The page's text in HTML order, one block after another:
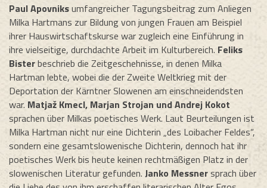
Paul Apovniksumfangreicher Tagungsbeitrag zum Anliegen
Milka Hartmans zur Bildung von jungen Frauen am Beispiel
ihrer Hauswirtschaftskurse war zugleich eine Einführung in
ihre vielseitige, durchdachte Arbeit im Kulturbereich. Feliks
Bisterbeschrieb die Zeitgeschehnisse, in denen Milka
Hartman lebte, wobei die der Zweite Weltkrieg mit der
Deportation der Kärntner Slowenen am einschneidendsten
war. Matjaž Kmecl, Marjan Strojan und Andrej Kokot
sprachen über Milkas poetisches Werk. Laut Beurteilungen ist
Milka Hartman nicht nur eine Dichterin „des Loibacher Feldes“,
sondern eine gesamtslowenische Dichterin, dennoch hat ihr
poetisches Werk bis heute keinen rechtmäßigen Platz in der
slowenischen Literatur gefunden. Janko Messnersprach über